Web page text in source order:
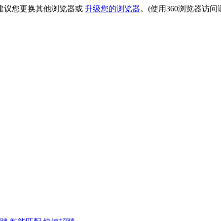
议您更换其他浏览器或 升级您的浏览器。(使用360浏览器访